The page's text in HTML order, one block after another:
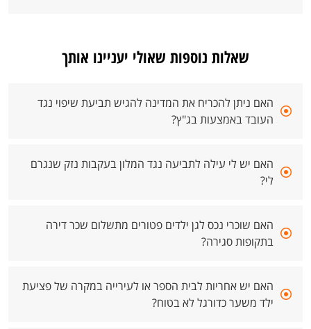
שאלות נוספות שאולי יעניינו אותך
האם ניתן להכריח את המדינה להגיש תביעת שיפוי נגד
העובד באמצעות בג"ץ?
האם יש לי עילה לתביעה נגד המלון בעקבות נזק שנגרם
לי?
האם שוכרי נכס לגן ילדים פטורים מתשלום שכר דירה
בתקופות סגירה?
האם יש אחריות לבית הספר או לעירייה במקרה של פציעת
ילד משער כדורגל לא בטוח?